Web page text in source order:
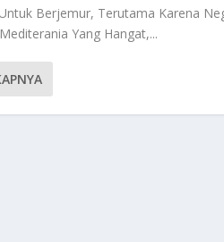
Berjemur, Terutama Karena
Yang Hangat,...